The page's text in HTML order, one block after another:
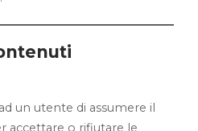
un utente di assumere il
accettare o rifiutare le